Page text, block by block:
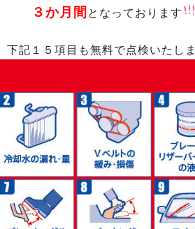
３か月間 となっております
下記１５項目も無料で点検いたしま